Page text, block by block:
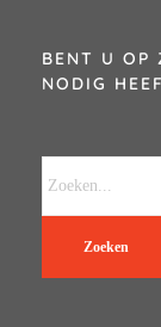
BENT U OP
NODIG
Zoeken